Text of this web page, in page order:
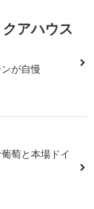
アハウス
が自慢
萄と本場ドイ